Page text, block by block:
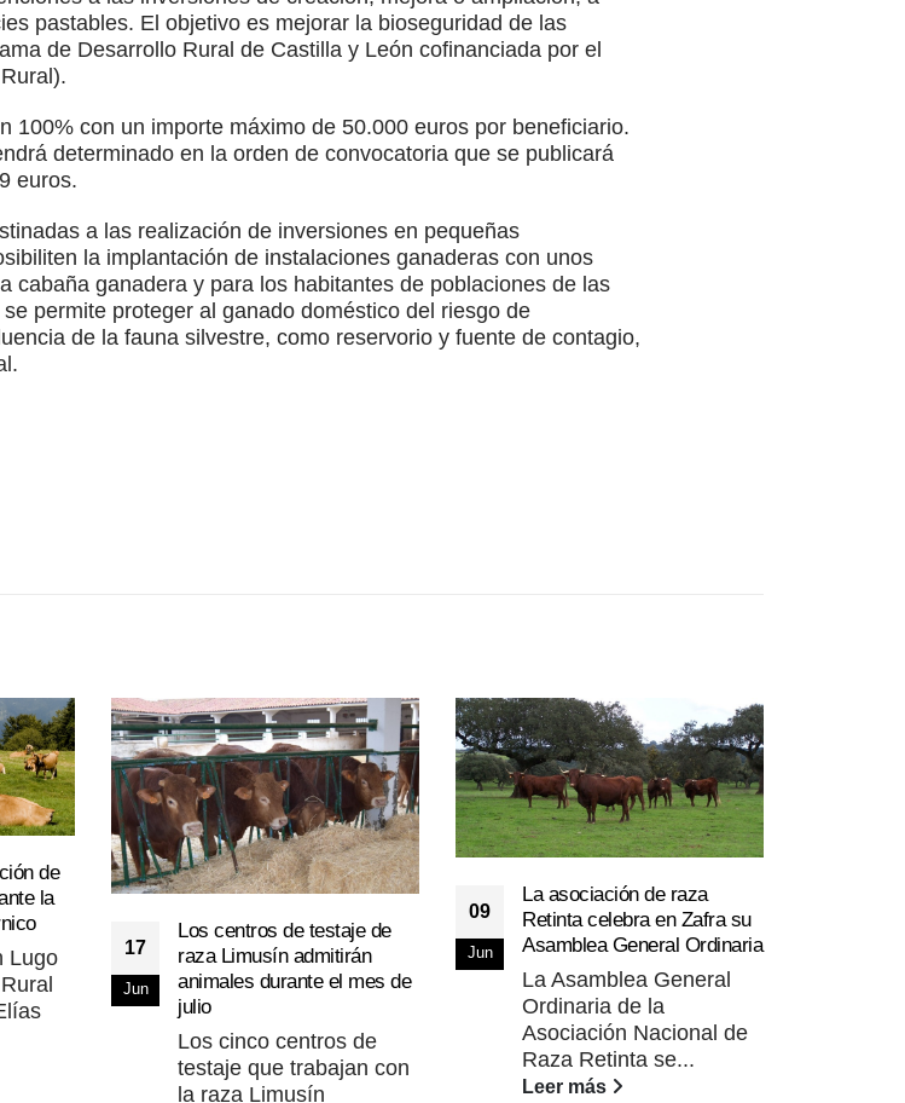
pastables. El objetivo es mejorar la bioseguridad de las
de Desarrollo Rural de Castilla y León cofinanciada por el
100% con un importe máximo de 50.000 euros por beneficiario.
determinado en la orden de convocatoria que se publicará
euros.
a las realización de inversiones en pequeñas
la implantación de instalaciones ganaderas con unos
cabaña ganadera y para los habitantes de poblaciones de las
permite proteger al ganado doméstico del riesgo de
de la fauna silvestre, como reservorio y fuente de contagio,
de
la
Lugo
17
Jun
Los centros de testaje de
raza Limusín admitirán
animales durante el mes de
julio
Los cinco centros de
testaje que trabajan con
la raza Limusín
09
Jun
La asociación de raza
Retinta celebra en Zafra su
Asamblea General Ordinaria
La Asamblea General
Ordinaria de la
Asociación Nacional de
Raza Retinta se...
Leer más